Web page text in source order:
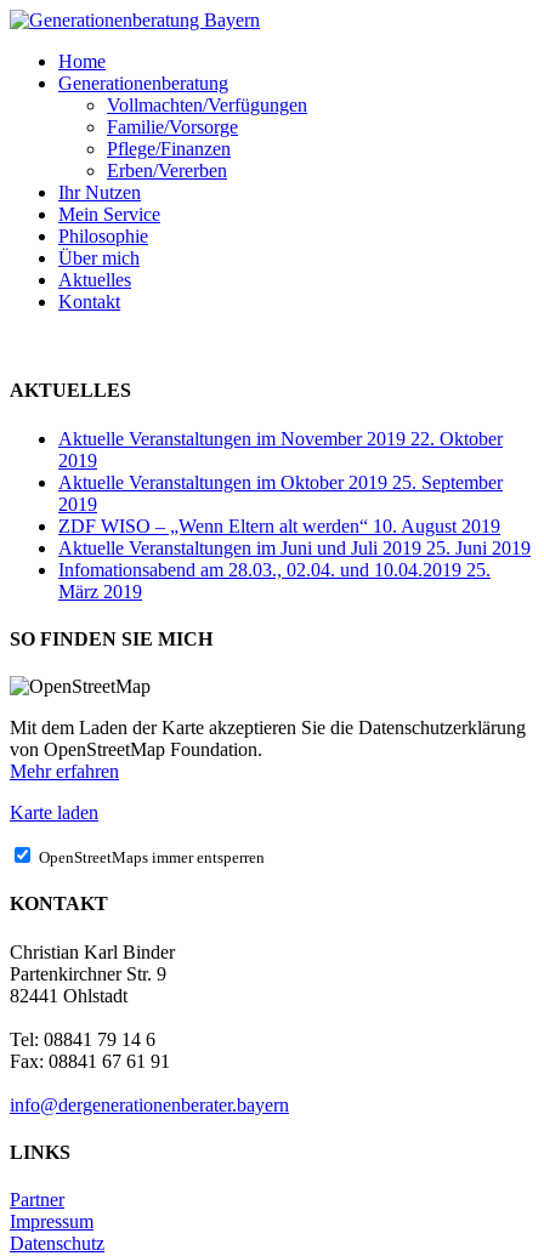
Skip
main
content
Menu
Home
Generationenberatung
Vollmachten/Verfügungen
Familie/Vorsorge
Pflege/Finanzen
Erben/Vererben
Ihr Nutzen
Mein Service
Philosophie
Über mich
Aktuelles
Kontakt
AKTUELLES
Aktuelle Veranstaltungen im November 2019 22. Oktober
2019
Aktuelle Veranstaltungen im Oktober 2019 25. September
2019
ZDF WISO – „Wenn Eltern alt werden“ 10. August 2019
Aktuelle Veranstaltungen im Juni und Juli 2019 25. Juni 2019
Infomationsabend am 28.03., 02.04. und 10.04.2019 25.
März 2019
SO FINDEN SIE MICH
Mit dem Laden der Karte akzeptieren Sie die Datenschutzerklärung
von OpenStreetMap Foundation.
Mehr erfahren
Karte laden
OpenStreetMaps immer entsperren
KONTAKT
Christian Karl Binder
Partenkirchner Str. 9
82441 Ohlstadt
Tel: 08841 79 14 6
Fax: 08841 67 61 91
info@dergenerationenberater.bayern
LINKS
Partner
Impressum
Datenschutz